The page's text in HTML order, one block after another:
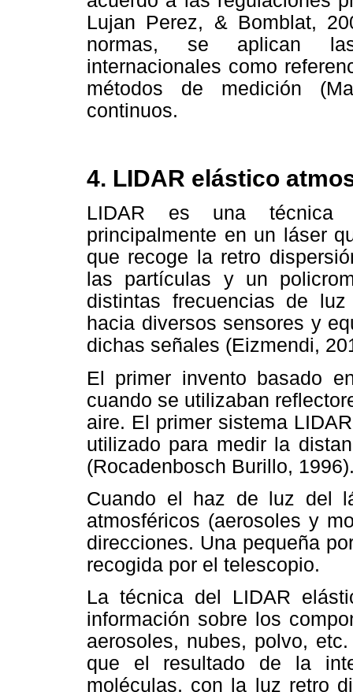
Lujan Perez, & Bomblat,
normas, se aplican
internacionales como
métodos de medición
continuos.
4. LIDAR elástico
LIDAR es una técnica
principalmente en un láser
que recoge la retro
las partículas y un
distintas frecuencias de
hacia diversos sensores y
dichas señales (Eizmendi,
El primer invento basado
cuando se utilizaban
aire. El primer sistema
utilizado para medir la
(Rocadenbosch Burillo,
Cuando el haz de luz del
atmosféricos (aerosoles y
direcciones. Una pequeña
recogida por el telescopio.
La técnica del LIDAR
información sobre los
aerosoles, nubes, polvo,
que el resultado de la
moléculas, con la luz retro